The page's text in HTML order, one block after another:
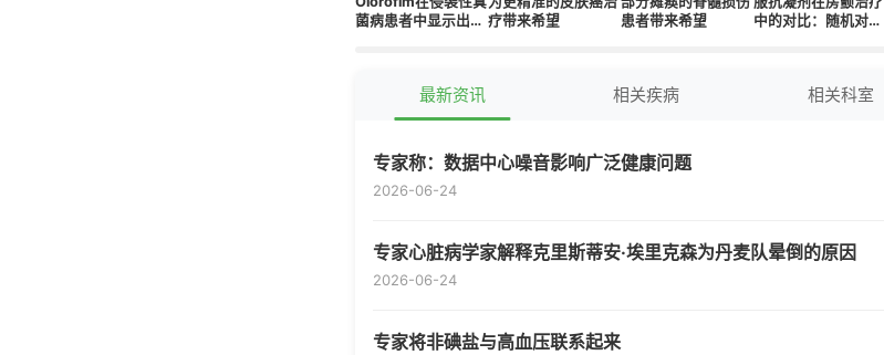
菌病患者中显示出疗 疗带来希望
患者带来希望
中的对比：随机对照
最新资讯 相关疾病 相关科室
专家称：数据中心噪音影响广泛健康问题
2026-06-24
专家心脏病学家解释克里斯蒂安·埃里克森为丹麦队晕倒的原因
2026-06-24
专家将非碘盐与高血压联系起来